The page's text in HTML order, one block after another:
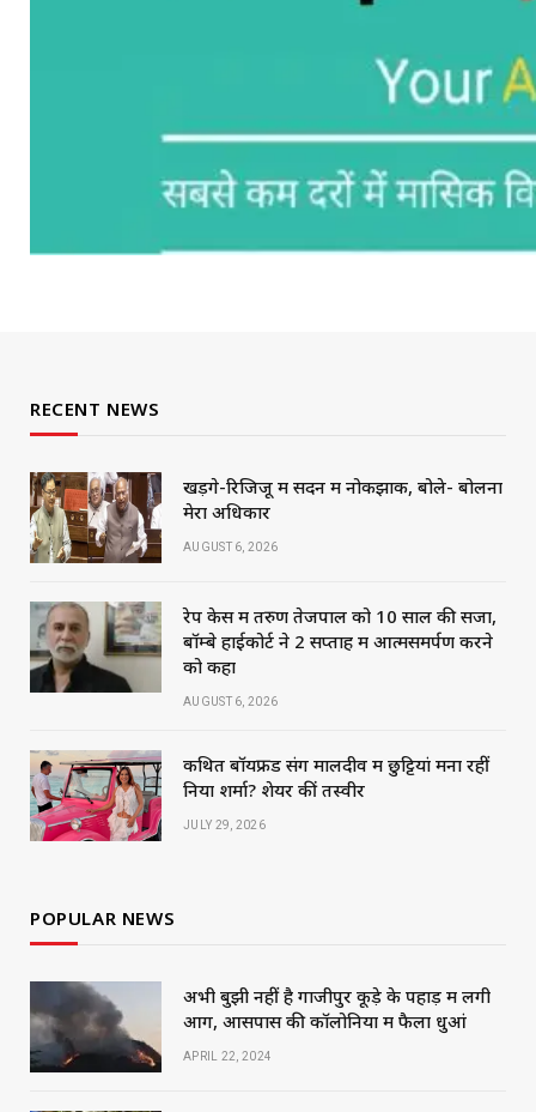
RECENT NEWS
खड़गे-रिजिजू में सदन में नोकझोंक, बोले- बोलना
मेरा अधिकार
AUGUST 6, 2026
रेप केस में तरुण तेजपाल को 10 साल की सजा,
बॉम्बे हाईकोर्ट ने 2 सप्ताह में आत्मसमर्पण करने
को कहा
AUGUST 6, 2026
कथित बॉयफ्रेंड संग मालदीव में छुट्टियां मना रहीं
निया शर्मा? शेयर कीं तस्वीरें
JULY 29, 2026
POPULAR NEWS
अभी बुझी नहीं है गाजीपुर कूड़े के पहाड़ में लगी
आग, आसपास की कॉलोनियों में फैला धुआं
APRIL 22, 2024